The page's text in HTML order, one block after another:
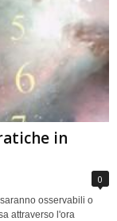
in
0
osservabili o
attraverso l'ora